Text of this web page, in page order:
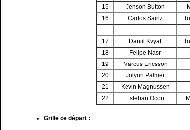
15
Jenson Button
16
Carlos Sainz
—
----------------
17
Daniil Kvyat
18
Felipe Nasr
19
Marcus Ericsson
20
Jolyon Palmer
21
Kevin Magnussen
22
Esteban Ocon
Grille de départ :